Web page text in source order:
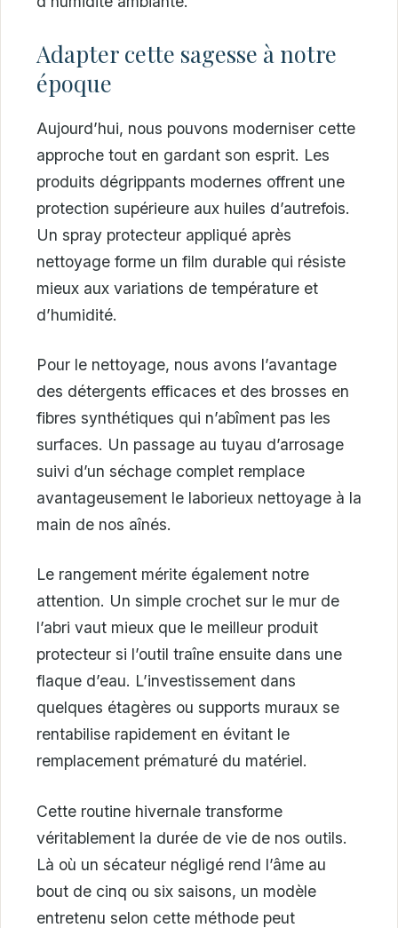
Adapter cette sagesse à notre
époque
Aujourd’hui, nous pouvons moderniser cette
approche tout en gardant son esprit. Les
produits dégrippants modernes offrent une
protection supérieure aux huiles d’autrefois.
Un spray protecteur appliqué après
nettoyage forme un film durable qui résiste
mieux aux variations de température et
d’humidité.
Pour le nettoyage, nous avons l’avantage
des détergents efficaces et des brosses en
fibres synthétiques qui n’abîment pas les
surfaces. Un passage au tuyau d’arrosage
suivi d’un séchage complet remplace
avantageusement le laborieux nettoyage à la
main de nos aînés.
Le rangement mérite également notre
attention. Un simple crochet sur le mur de
l’abri vaut mieux que le meilleur produit
protecteur si l’outil traîne ensuite dans une
flaque d’eau. L’investissement dans
quelques étagères ou supports muraux se
rentabilise rapidement en évitant le
remplacement prématuré du matériel.
Cette routine hivernale transforme
véritablement la durée de vie de nos outils.
Là où un sécateur négligé rend l’âme au
bout de cinq ou six saisons, un modèle
entretenu selon cette méthode peut